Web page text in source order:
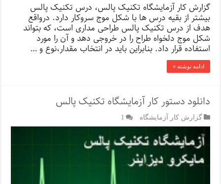
گزارش کار آزمایشگاه تکنیک پالس، درس تکنیک پالس
بیشتر از بقیه درس ها با شکل موج سروکار دارد. درواقع
هدف از درس تکنیک پالس طراحی مداری است، که بتواند
شکل موج دلخواه طراح را در خروجی دهد و آن را مورد
استفاده قرار داد. بنابراین باید در انتخاب مقدار،نوع و …
ادامه نوشته »
دانلود دستور کار آزمایشگاه تکنیک پالس
گزارش کار آزمایشگاه 1